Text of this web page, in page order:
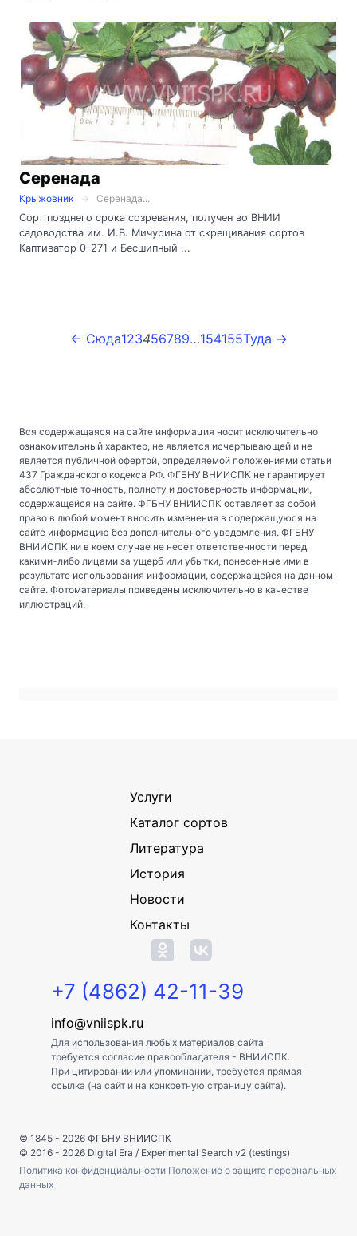
Серенада
Крыжовник
Серенада...
Сорт позднего срока созревания, получен во ВНИИ
садоводства им. И.В. Мичурина от скрещивания сортов
Каптиватор 0-271 и Бесшипный ...
← Сюда123456789…154155Туда →
Вся содержащаяся на сайте информация носит исключительно
ознакомительный характер, не является исчерпывающей и не
является публичной офертой, определяемой положениями статьи
437 Гражданского кодекса РФ. ФГБНУ ВНИИСПК не гарантирует
абсолютные точность, полноту и достоверность информации,
содержащейся на сайте. ФГБНУ ВНИИСПК оставляет за собой
право в любой момент вносить изменения в содержащуюся на
сайте информацию без дополнительного уведомления. ФГБНУ
ВНИИСПК ни в коем случае не несет ответственности перед
какими-либо лицами за ущерб или убытки, понесенные ими в
результате использования информации, содержащейся на данном
сайте. Фотоматериалы приведены исключительно в качестве
иллюстраций.
Услуги
Каталог сортов
Литература
История
Новости
Контакты
+7 (4862) 42-11-39
info@vniispk.ru
Для использования любых материалов сайта
требуется согласие правообладателя - ВНИИСПК.
При цитировании или упоминании, требуется прямая
ссылка (на сайт и на конкретную страницу сайта).
© 1845 - 2026 ФГБНУ ВНИИСПК
© 2016 - 2026 Digital Era / Experimental Search v2 (testings)
Политика конфиденциальности Положение о защите персональных
данных